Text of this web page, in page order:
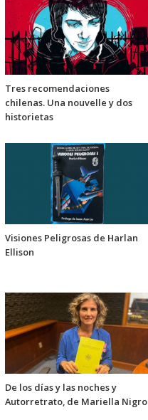
Tres recomendaciones
chilenas. Una nouvelle y dos
historietas
Visiones Peligrosas de Harlan
Ellison
De los días y las noches y
Autorretrato, de Mariella Nigro